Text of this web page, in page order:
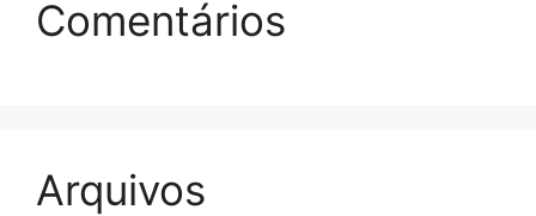
Comentários
Arquivos